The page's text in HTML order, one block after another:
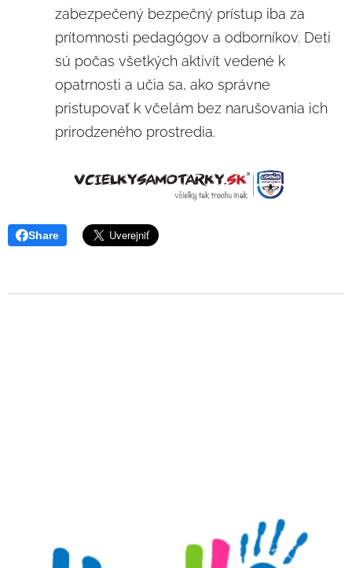
zabezpečený bezpečný prístup iba za
prítomnosti pedagógov a odborníkov. Deti
sú počas všetkých aktivít vedené k
opatrnosti a učia sa, ako správne
pristupovať k včelám bez narušovania ich
prirodzeného prostredia.
Share